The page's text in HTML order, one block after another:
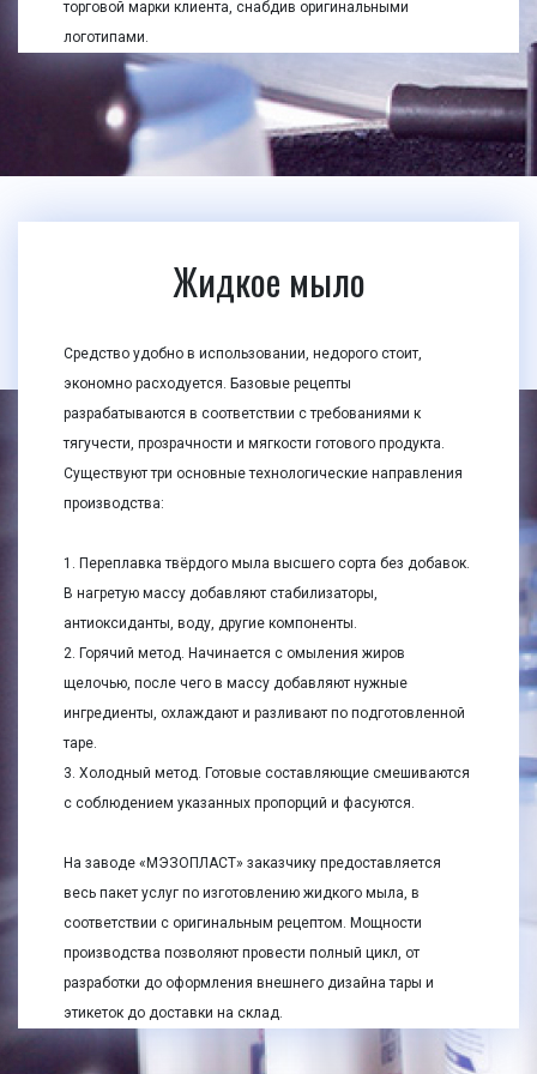
торговой марки клиента, снабдив оригинальными
логотипами.
Жидкое мыло
Средство удобно в использовании, недорого стоит,
экономно расходуется. Базовые рецепты
разрабатываются в соответствии с требованиями к
тягучести, прозрачности и мягкости готового продукта.
Существуют три основные технологические направления
производства:
1. Переплавка твёрдого мыла высшего сорта без добавок.
В нагретую массу добавляют стабилизаторы,
антиоксиданты, воду, другие компоненты.
2. Горячий метод. Начинается с омыления жиров
щелочью, после чего в массу добавляют нужные
ингредиенты, охлаждают и разливают по подготовленной
таре.
3. Холодный метод. Готовые составляющие смешиваются
с соблюдением указанных пропорций и фасуются.
На заводе «МЭЗОПЛАСТ» заказчику предоставляется
весь пакет услуг по изготовлению жидкого мыла, в
соответствии с оригинальным рецептом. Мощности
производства позволяют провести полный цикл, от
разработки до оформления внешнего дизайна тары и
этикеток до доставки на склад.